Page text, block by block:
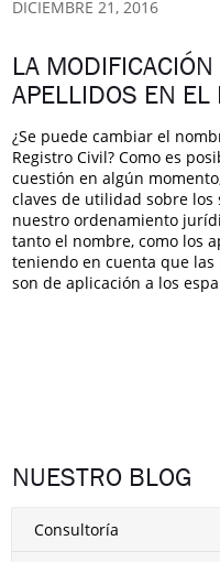
DICIEMBRE 21, 2016
LA
APELLIDOS EN EL
¿Se puede cambiar el
Registro Civil? Como es
cuestión en algún
claves de utilidad sobre los
nuestro ordenamiento
tanto el nombre, como los
teniendo en cuenta que
son de aplicación a los
NUESTRO BLOG
Consultoría